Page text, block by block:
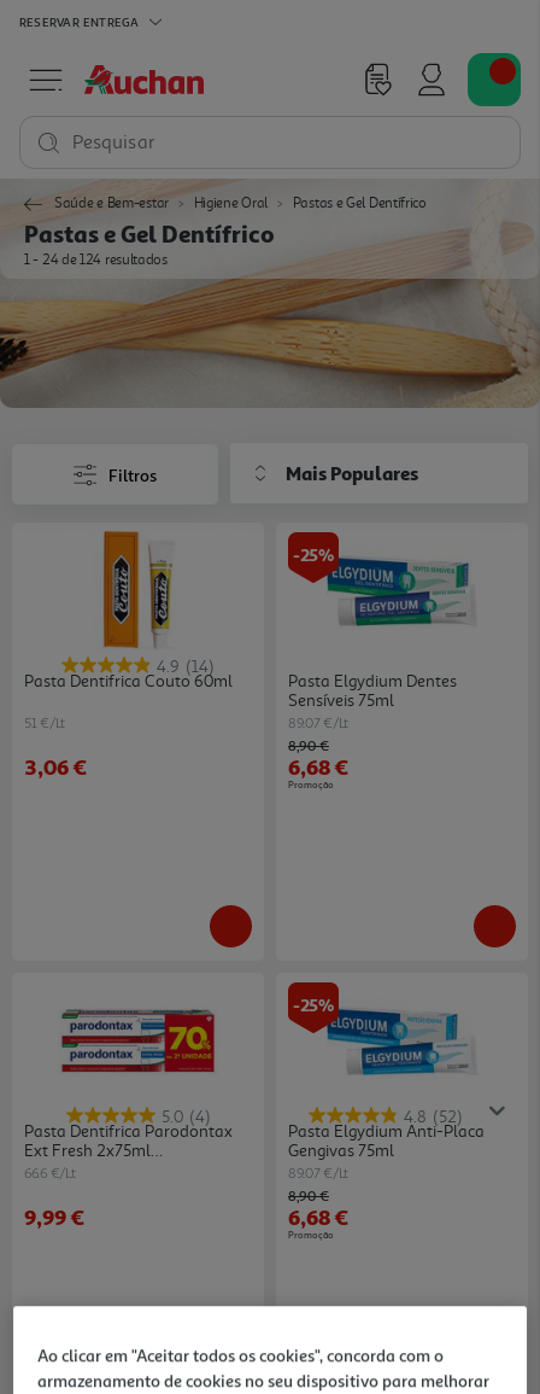
RESERVAR ENTREGA
Pesquisar
Saúde e Bem-estar Higiene Oral Pastas e Gel Dentífrico
Pastas e Gel Dentífrico
1 - 24 de 124 resultados
Filtros Mais Populares
4.9 (14)
Pasta Dentifrica Couto 60ml
51 €/Lt
3,06 €
-25%
Pasta Elgydium Dentes
Sensíveis 75ml
89.07 €/Lt
Price reduced from
8,90 €to
6,68 €
Promoção
5.0 (4)
Pasta Dentifrica Parodontax
Ext Fresh 2x75ml
70%desc2ªundm
66.6 €/Lt
9,99 €
-25%
4.8 (52)
Pasta Elgydium Anti-Placa
Gengivas 75ml
89.07 €/Lt
Price reduced from
8,90 €to
6,68 €
Promoção
Ao clicar em "Aceitar todos os cookies", concorda com o
armazenamento de cookies no seu dispositivo para melhorar